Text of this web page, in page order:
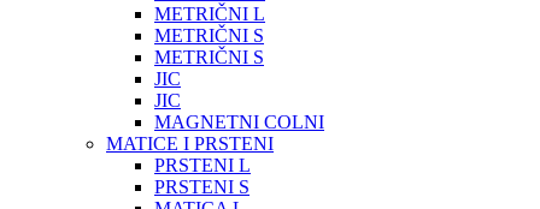
METRIČNI L
METRIČNI S
METRIČNI S
JIC
JIC
MAGNETNI COLNI
MATICE I PRSTENI
PRSTENI L
PRSTENI S